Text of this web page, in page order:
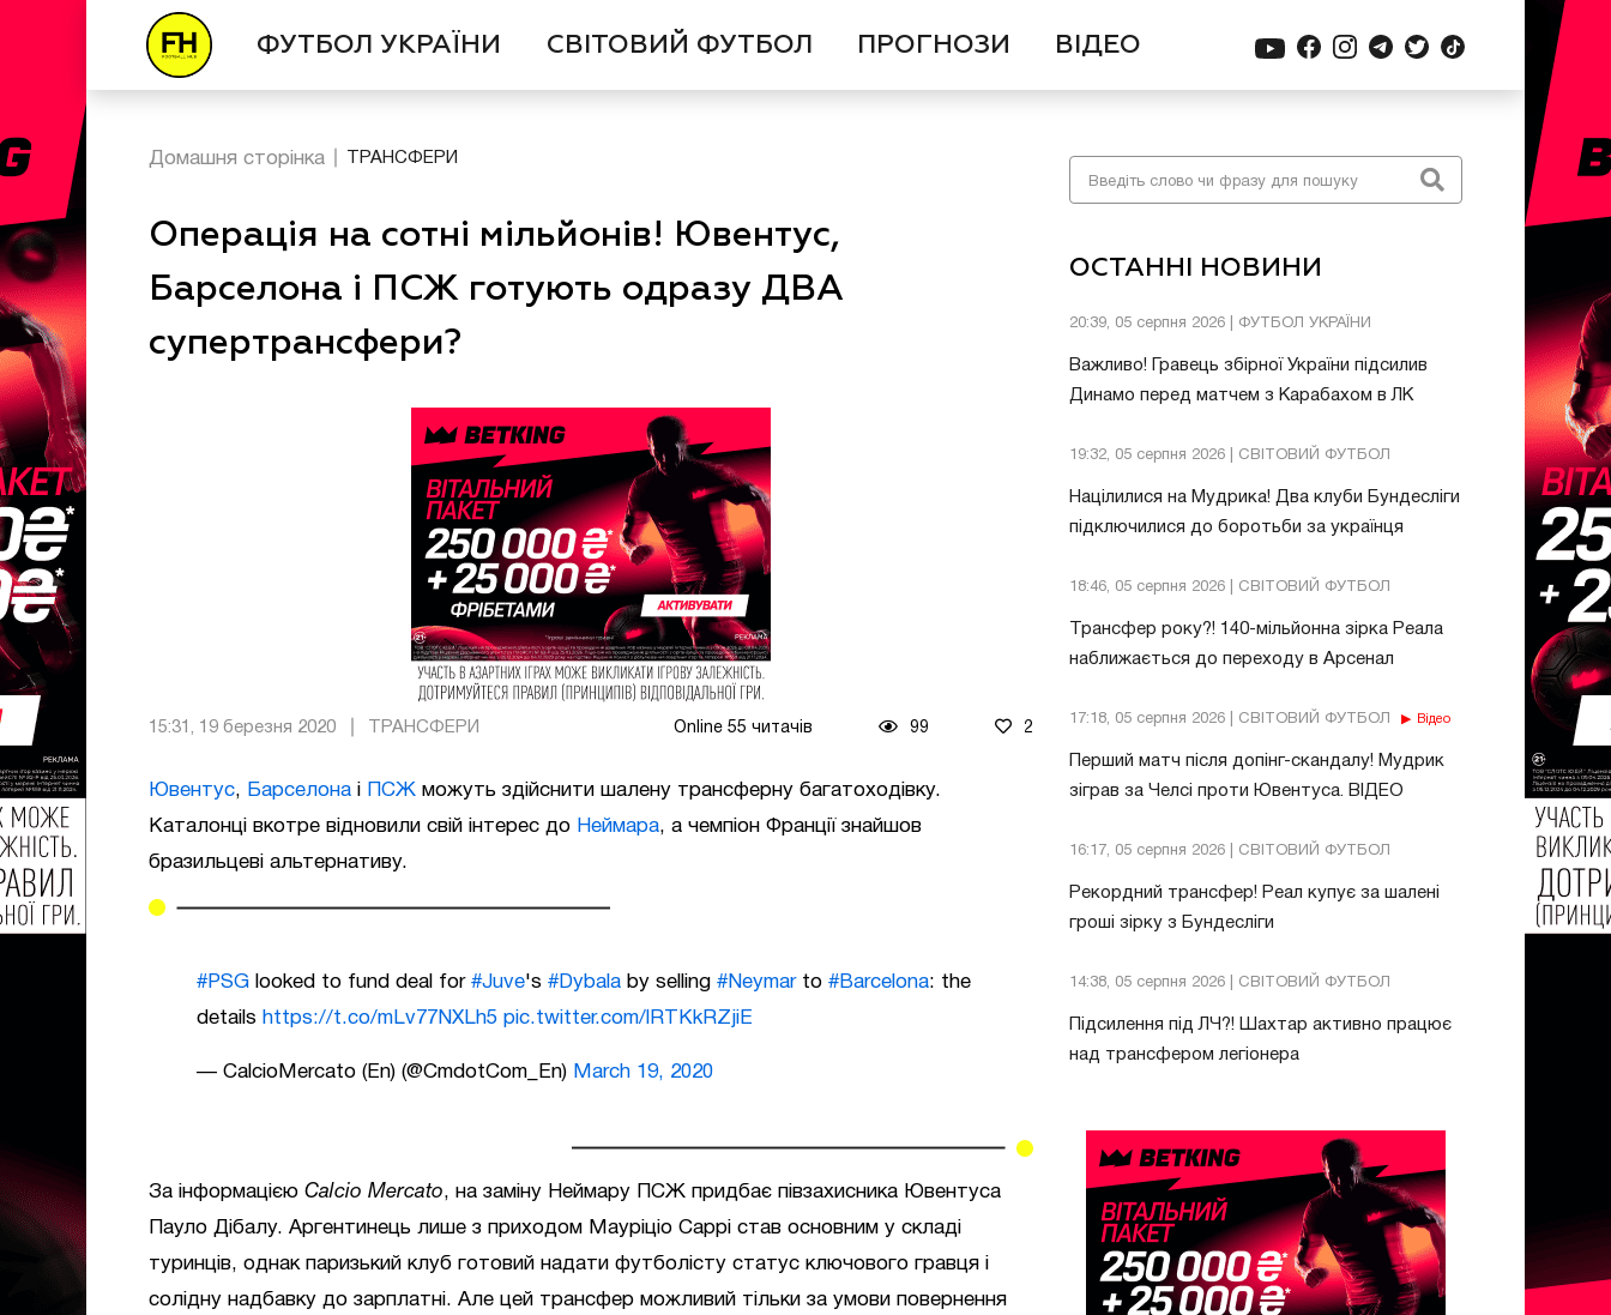
ФУТБОЛ УКРАЇНИ СВІТОВИЙ ФУТБОЛ ПРОГНОЗИ ВІДЕО
ОСТАННІ НОВИНИ
20:39, 05 серпня 2026 | ФУТБОЛ УКРАЇНИ
Важливо! Гравець збірної України підсилив
Динамо перед матчем з Карабахом в ЛК
19:32, 05 серпня 2026 | СВІТОВИЙ ФУТБОЛ
Націлилися на Мудрика! Два клуби Бундесліги
підключилися до боротьби за українця
18:46, 05 серпня 2026 | СВІТОВИЙ ФУТБОЛ
Трансфер року?! 140-мільйонна зірка Реала
наближається до переходу в Арсенал
17:18, 05 серпня 2026 | СВІТОВИЙ ФУТБОЛ Відео
Перший матч після допінг-скандалу! Мудрик
зіграв за Челсі проти Ювентуса. ВІДЕО
16:17, 05 серпня 2026 | СВІТОВИЙ ФУТБОЛ
Рекордний трансфер! Реал купує за шалені
гроші зірку з Бундесліги
14:38, 05 серпня 2026 | СВІТОВИЙ ФУТБОЛ
Підсилення під ЛЧ?! Шахтар активно працює
над трансфером легіонера
Домашня сторінка ТРАНСФЕРИ
Операція на сотні мільйонів! Ювентус,
Барселона і ПСЖ готують одразу ДВА
супертрансфери?
15:31, 19 березня 2020 ТРАНСФЕРИ Online 55 читачів 99 2
Ювентус, Барселона і ПСЖ можуть здійснити шалену трансферну багатоходівку.
Каталонці вкотре відновили свій інтерес до Неймара, а чемпіон Франції знайшов
бразильцеві альтернативу.
#PSG looked to fund deal for #Juve's #Dybala by selling #Neymarto #Barcelona: the
details https://t.co/mLv77NXLh5 pic.twitter.com/lRTKkRZjiE
— CalcioMercato (En) (@CmdotCom_En) March 19, 2020
За інформацією Calcio Mercato, на заміну Неймару ПСЖ придбає півзахисника Ювентуса
Пауло Дібалу. Аргентинець лише з приходом Мауріціо Саррі став основним у складі
туринців, однак паризький клуб готовий надати футболісту статус ключового гравця і
солідну надбавку до зарплатні. Але цей трансфер можливий тільки за умови повернення